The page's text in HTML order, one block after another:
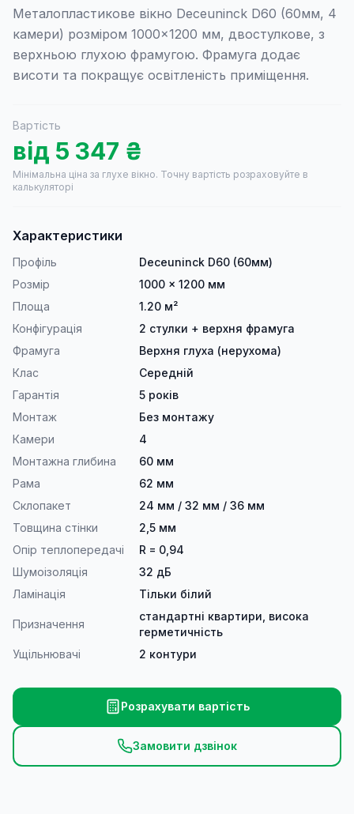
Металопластикове вікно Deceuninck D60 (60мм, 4
камери) розміром 1000×1200 мм, двостулкове, з
верхньою глухою фрамугою. Фрамуга додає
висоти та покращує освітленість приміщення.
Вартість
від 5 347 ₴
Мінімальна ціна за глухе вікно. Точну вартість розраховуйте в
калькуляторі
Характеристики
Профіль
Deceuninck D60 (60мм)
Розмір
1000 × 1200 мм
Площа
1.20 м²
Конфігурація
2 стулки + верхня фрамуга
Фрамуга
Верхня глуха (нерухома)
Клас
Середній
Гарантія
5 років
Монтаж
Без монтажу
Камери
4
Монтажна глибина
60 мм
Рама
62 мм
Склопакет
24 мм / 32 мм / 36 мм
Товщина стінки
2,5 мм
Опір теплопередачі
R = 0,94
Шумоізоляція
32 дБ
Ламінація
Тільки білий
Призначення
стандартні квартири, висока
герметичність
Ущільнювачі
2 контури
Розрахувати вартість
Замовити дзвінок